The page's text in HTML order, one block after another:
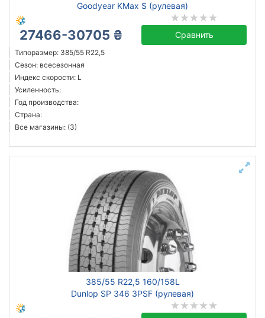
Goodyear KMax S (рулевая)
27466-30705 ₴ Сравнить
Типоразмер: 385/55 R22,5
Сезон: всесезонная
Индекс скорости: L
Усиленность:
Год производства:
Страна:
Все магазины: (3)
385/55 R22,5 160/158L
Dunlop SP 346 3PSF (рулевая)